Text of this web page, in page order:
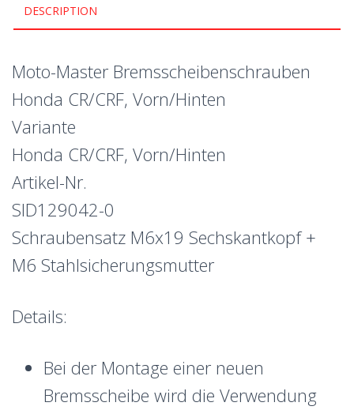
DESCRIPTION
Moto-Master Bremsscheibenschrauben
Honda CR/CRF, Vorn/Hinten
Variante
Honda CR/CRF, Vorn/Hinten
Artikel-Nr.
SID129042-0
Schraubensatz M6x19 Sechskantkopf +
M6 Stahlsicherungsmutter
Details:
Bei der Montage einer neuen
Bremsscheibe wird die Verwendung